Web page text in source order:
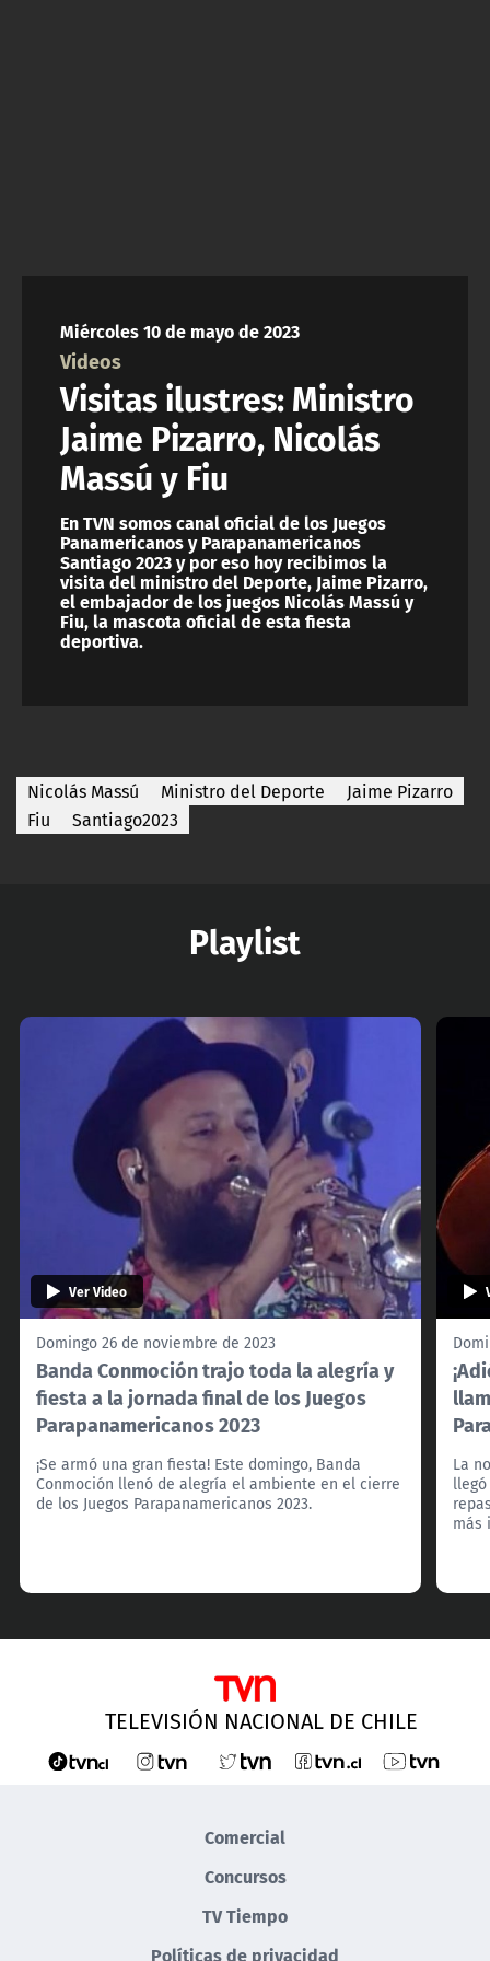
Miércoles 10 de mayo de 2023
Videos
Visitas ilustres: Ministro
Jaime Pizarro, Nicolás
Massú y Fiu
En TVN somos canal oficial de los Juegos
Panamericanos y Parapanamericanos
Santiago 2023 y por eso hoy recibimos la
visita del ministro del Deporte, Jaime Pizarro,
el embajador de los juegos Nicolás Massú y
Fiu, la mascota oficial de esta fiesta
deportiva.
Nicolás Massú Ministro del Deporte
Jaime Pizarro
Fiu
Santiago2023
Playlist
Ver Video
Domingo 26 de noviembre de 2023
Banda Conmoción trajo toda la alegría y
fiesta a la jornada final de los Juegos
Parapanamericanos 2023
¡Se armó una gran fiesta! Este domingo, Banda
Conmoción llenó de alegría el ambiente en el cierre
de los Juegos Parapanamericanos 2023.
La
más
TELEVISIÓN NACIONAL DE CHILE
Comercial
Concursos
TV Tiempo
Políticas de privacidad